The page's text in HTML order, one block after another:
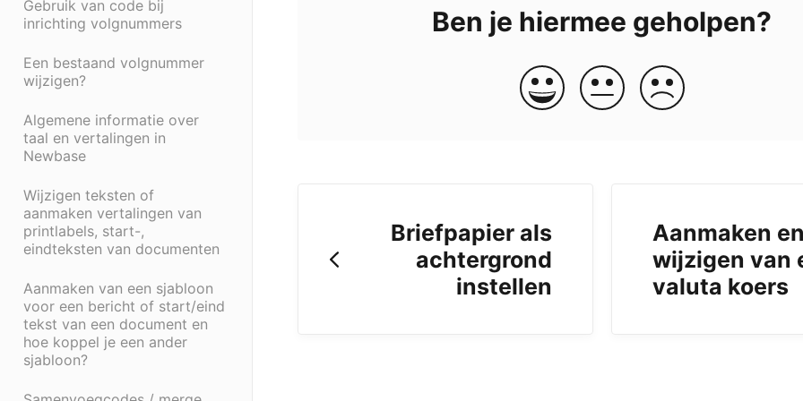
Gebruik van code bij
inrichting volgnummers
Een bestaand volgnummer
wijzigen?
Algemene informatie over
taal en vertalingen in
Newbase
Wijzigen teksten of
aanmaken vertalingen van
printlabels, start-,
eindteksten van documenten
Aanmaken van een sjabloon
voor een bericht of start/eind
tekst van een document en
hoe koppel je een ander
sjabloon?
Ben je hiermee geholpen?
Briefpapier als
achtergrond
instellen
Aanmaken en
wijzigen van
valuta koers